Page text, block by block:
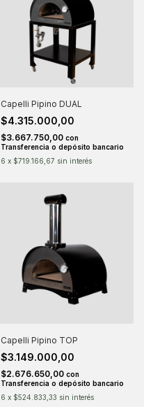
Capelli Pipino DUAL
$4.315.000,00
$3.667.750,00 con
Transferencia o depósito bancario
6 x $719.166,67 sin interés
Capelli Pipino TOP
$3.149.000,00
$2.676.650,00 con
Transferencia o depósito bancario
6 x $524.833,33 sin interés